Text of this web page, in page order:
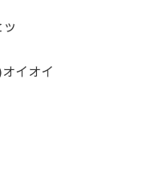
イオイ